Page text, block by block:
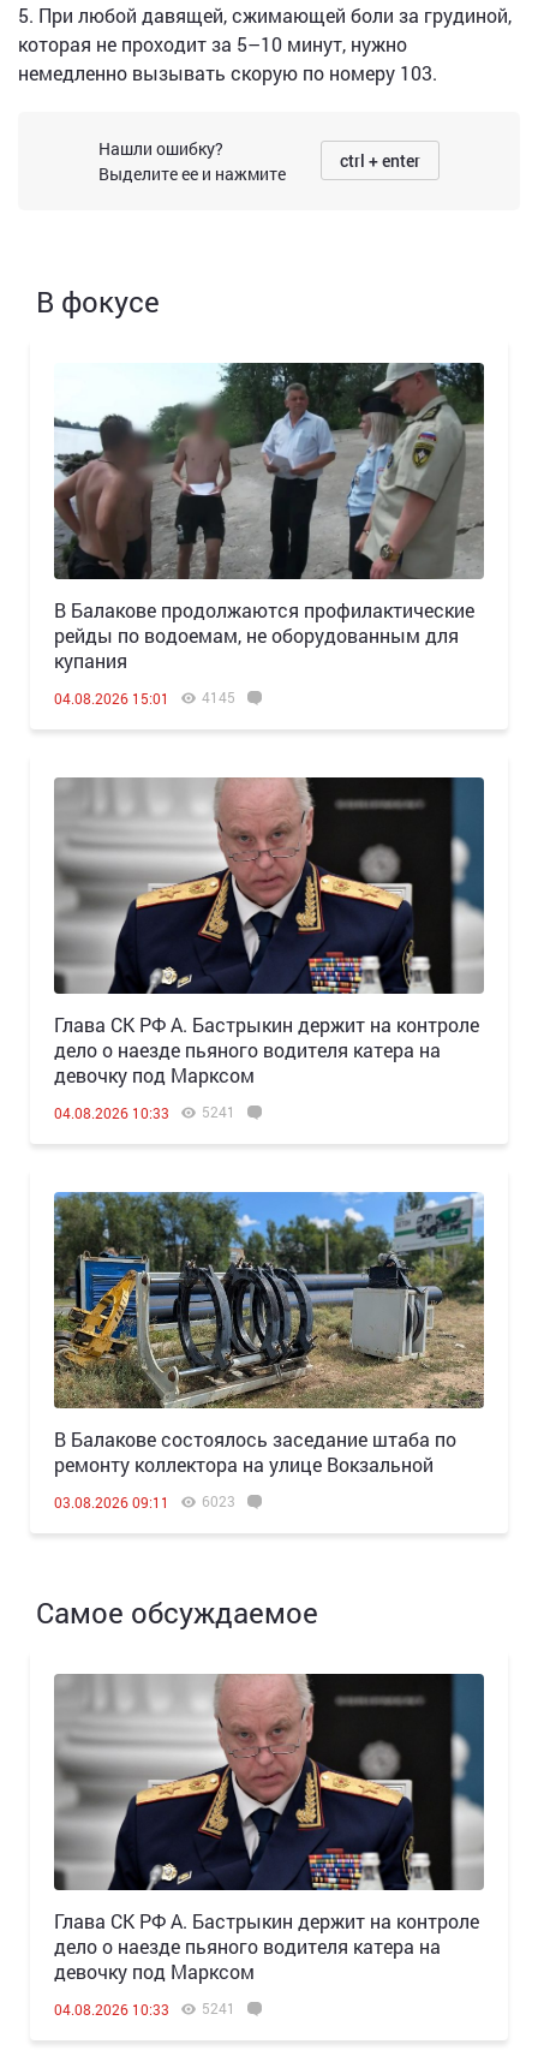
5. При любой давящей, сжимающей боли за грудиной,
которая не проходит за 5–10 минут, нужно
немедленно вызывать скорую по номеру 103.
Нашли ошибку?
Выделите ее и нажмите
ctrl + enter
В фокусе
В Балакове продолжаются профилактические
рейды по водоемам, не оборудованным для
купания
04.08.2026 15:01 4145
Глава СК РФ А. Бастрыкин держит на контроле
дело о наезде пьяного водителя катера на
девочку под Марксом
04.08.2026 10:33 5241
В Балакове состоялось заседание штаба по
ремонту коллектора на улице Вокзальной
03.08.2026 09:11 6023
Самое обсуждаемое
Глава СК РФ А. Бастрыкин держит на контроле
дело о наезде пьяного водителя катера на
девочку под Марксом
04.08.2026 10:33 5241